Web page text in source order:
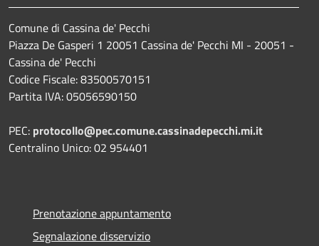
Comune di Cassina de' Pecchi
Piazza De Gasperi 1 20051 Cassina de' Pecchi MI - 20051 -
Cassina de' Pecchi
Codice Fiscale: 83500570151
Partita IVA: 05056590150
PEC: protocollo@pec.comune.cassinadepecchi.mi.it
Centralino Unico: 02 954401
Prenotazione appuntamento
Segnalazione disservizio